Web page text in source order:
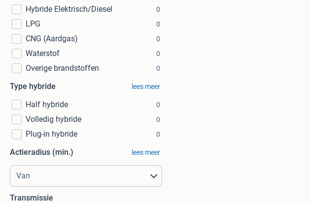
Hybride Elektrisch/Diesel 0
LPG 0
CNG (Aardgas) 0
Waterstof 0
Overige brandstoffen 0
Type hybride lees meer
Half hybride 0
Volledig hybride 0
Plug-in hybride 0
Actieradius (min.) lees meer
Transmissie